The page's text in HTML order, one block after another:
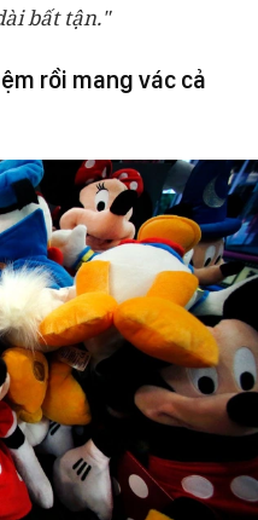
bất tận."
rồi mang vác cả